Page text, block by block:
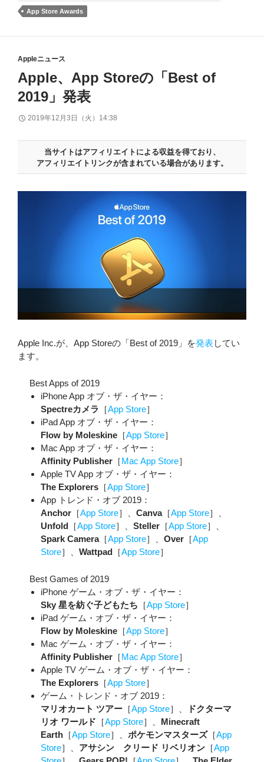
App Store Awards
Appleニュース
Apple、App Storeの「Best of
2019」発表
2019年12月3日（火）14:38
当サイトはアフィリエイトによる収益を得ており、
アフィリエイトリンクが含まれている場合があります。
Apple Inc.が、App Storeの「Best of 2019」を発表してい
ます。
Best Apps of 2019
iPhone App オブ・ザ・イヤー：
Spectreカメラ ［App Store］
iPad App オブ・ザ・イヤー：
Flow by Moleskine ［App Store］
Mac App オブ・ザ・イヤー：
Affinity Publisher ［Mac App Store］
Apple TV App オブ・ザ・イヤー：
The Explorers ［App Store］
App トレンド・オブ 2019：
Anchor ［App Store］、 Canva［App Store］、
Unfold ［App Store］、 Steller ［App Store］、
Spark Camera［App Store］、 Over ［App
Store］、 Wattpad ［App Store］
Best Games of 2019
iPhone ゲーム・オブ・ザ・イヤー：
Sky 星を紡ぐ子どもたち ［App Store］
iPad ゲーム・オブ・ザ・イヤー：
Flow by Moleskine ［App Store］
Mac ゲーム・オブ・ザ・イヤー：
Affinity Publisher ［Mac App Store］
Apple TV ゲーム・オブ・ザ・イヤー：
The Explorers ［App Store］
ゲーム・トレンド・オブ 2019：
マリオカート ツアー ［App Store］、
ドクターマ
リオ ワールド ［App Store］、 Minecraft
Earth ［App Store］、 ポケモンマスターズ［App
Store］、 アサシン クリード リベリオン ［App